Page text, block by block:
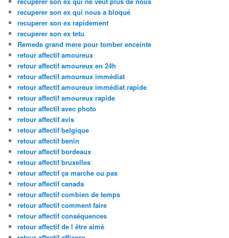
recuperer son ex qui nous a bloqué
recuperer son ex rapidement
recuperer son ex tetu
Remede grand mere pour tomber enceinte
retour affectif amoureux
retour affectif amoureux en 24h
retour affectif amoureux immédiat
retour affectif amoureux immédiat rapide
retour affectif amoureux rapide
retour affectif avec photo
retour affectif avis
retour affectif belgique
retour affectif benin
retour affectif bordeaux
retour affectif bruxelles
retour affectif ça marche ou pas
retour affectif canada
retour affectif combien de temps
retour affectif comment faire
retour affectif conséquences
retour affectif de l être aimé